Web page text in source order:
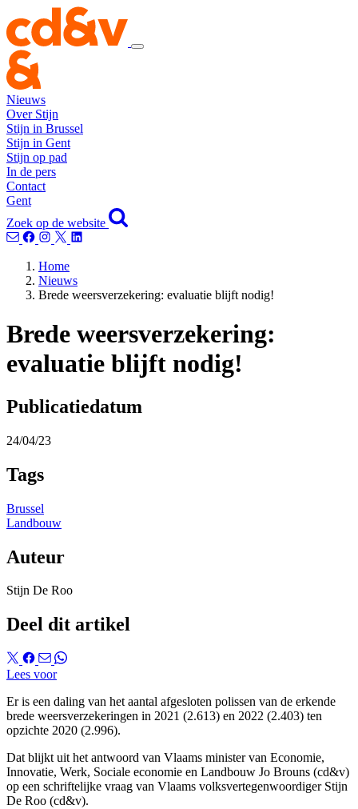
Nieuws
Over Stijn
Stijn in Brussel
Stijn in Gent
Stijn op pad
In de pers
Contact
Gent
Zoek op de website
Home
Nieuws
Brede weersverzekering: evaluatie blijft nodig!
Brede weersverzekering:
evaluatie blijft nodig!
Publicatiedatum
24/04/23
Tags
Brussel
Landbouw
Auteur
Stijn De Roo
Deel dit artikel
Lees voor
Er is een daling van het aantal afgesloten polissen van de erkende
brede weersverzekeringen in 2021 (2.613) en 2022 (2.403) ten
opzichte 2020 (2.996).
Dat blijkt uit het antwoord van Vlaams minister van Economie,
Innovatie, Werk, Sociale economie en Landbouw Jo Brouns (cd&v)
op een schriftelijke vraag van Vlaams volksvertegenwoordiger Stijn
De Roo (cd&v).